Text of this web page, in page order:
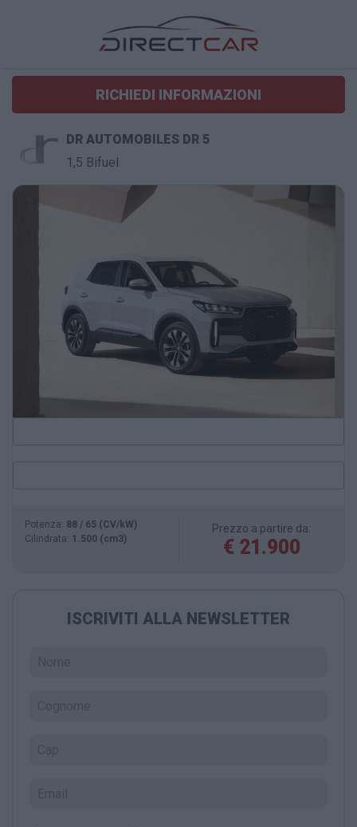
RICHIEDI INFORMAZIONI
DR AUTOMOBILES DR 5
1,5 Bifuel
Potenza: 88 / 65 (CV/kW)
Cilindrata: 1.500 (cm3)
Prezzo a partire da:
€ 21.900
ISCRIVITI ALLA NEWSLETTER